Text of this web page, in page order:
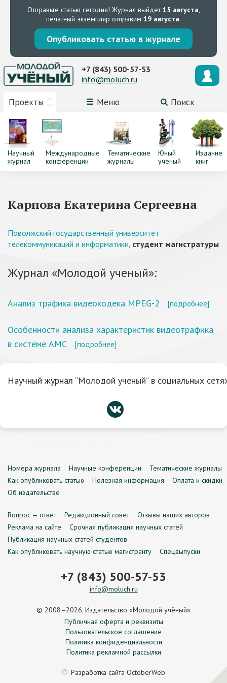
Отправьте статью сегодня! Журнал выйдет15 августа,
печатный экземпляр отправим 19 августа.
Опубликовать статью в журнале
Проекты Меню Поиск
+7 (843) 500-57-53
info@moluch.ru
Научный
журнал
Международные
конференции
Тематические
журналы
Юный
ученый
Издание
книг
Карпова Екатерина Сергеевна
Поволжский государственный университет
телекоммуникаций и информатики, студент магистратуры
Журнал «Молодой ученый»:
Анализ трафика видеокодека MPEG-2 [подробнее]
Особенности анализа характеристик видеотрафика
в системе АМС
[подробнее]
Научный журнал “Молодой ученый” в социальных
Номера журнала Научные конференции
Тематические журналы
Как опубликовать статью
Полезная информация
Оплата и скидки
Об издательстве
Вопрос — ответ Редакционный совет
Отзывы наших авторов
Реклама на сайте
Срочная публикация научных статей
Публикация научных статей студентов
Как опубликовать научную статью магистранту
Спецвыпуски
+7 (843) 500-57-53
info@moluch.ru
© 2008–2026, Издательство «Молодой учёный»
Публичная оферта и реквизиты
Пользовательское соглашение
Политика конфиденциальности
Политика рекламной рассылки
Разработка сайта OctoberWeb